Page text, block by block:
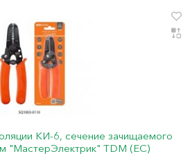
КИ-6, сечение зачищаемого
"МастерЭлектрик" TDM (ЕС)